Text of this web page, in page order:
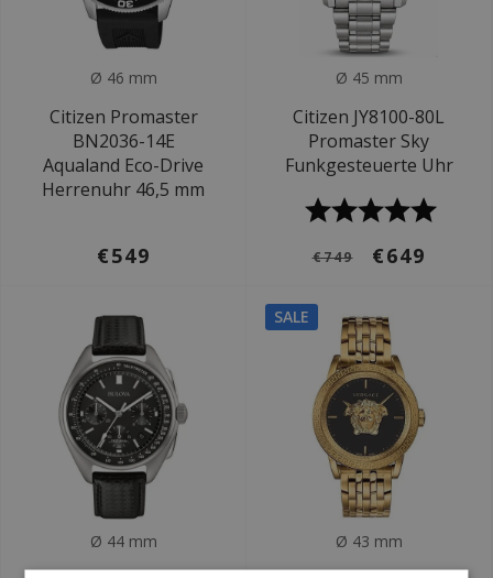
Ø 46 mm
Citizen Promaster
BN2036-14E
Aqualand Eco-Drive
Herrenuhr 46,5 mm
€549
Ø 45 mm
Citizen JY8100-80L
Promaster Sky
Funkgesteuerte Uhr
€749 €649
Ø 44 mm
SALE
Ø 43 mm